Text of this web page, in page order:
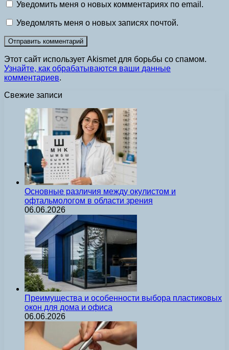
Уведомить меня о новых комментариях по email.
Уведомлять меня о новых записях почтой.
Этот сайт использует Akismet для борьбы со спамом.
Узнайте, как обрабатываются ваши данные
комментариев.
Свежие записи
Основные различия между окулистом и
офтальмологом в области зрения
06.06.2026
Преимущества и особенности выбора пластиковых
окон для дома и офиса
06.06.2026